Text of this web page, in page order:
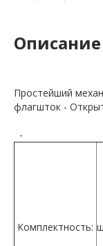
Описание
Простейший
флагшток -
-
Комплектность: